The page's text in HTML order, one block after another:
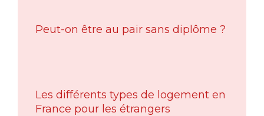
Peut-on être au pair sans diplôme ?
Les différents types de logement en
France pour les étrangers